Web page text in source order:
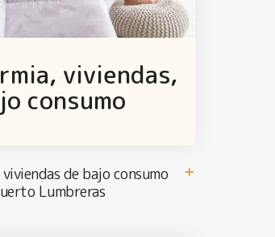
viviendas,
consumo
de bajo consumo
Lumbreras